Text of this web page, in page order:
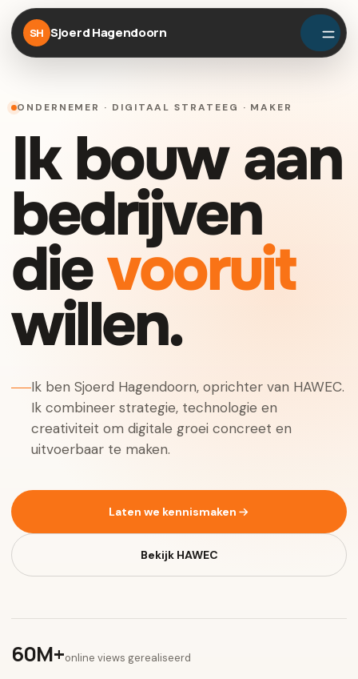
SH Sjoerd Hagendoorn
ONDERNEMER · DIGITAAL STRATEEG · MAKER
Ik bouw aan
bedrijven
dievooruit
willen.
Ik ben Sjoerd Hagendoorn, oprichter van HAWEC.
Ik combineer strategie, technologie en
creativiteit om digitale groei concreet en
uitvoerbaar te maken.
Laten we kennismaken
Bekijk HAWEC
60M+online views gerealiseerd